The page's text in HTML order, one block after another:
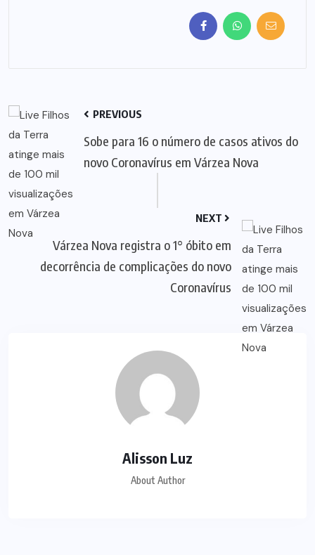
PREVIOUS
Sobe para 16 o número de casos ativos do
novo Coronavírus em Várzea Nova
NEXT
Várzea Nova registra o 1° óbito em
decorrência de complicações do novo
Coronavírus
Alisson Luz
About Author